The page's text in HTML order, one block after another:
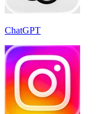
ChatGPT